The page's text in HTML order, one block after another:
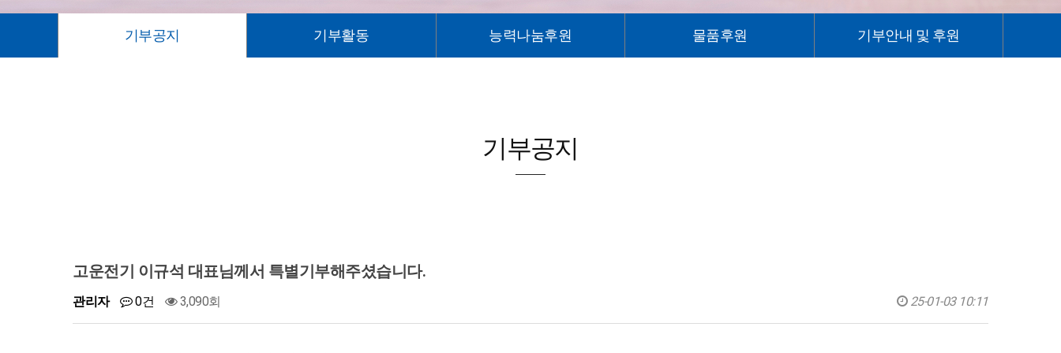
기부공지 기부활동 능력나눔후원 물품후원 기부안내 및 후원
기부공지
고운전기 이규석 대표님께서 특별기부해주셨습니다.
관리자 0건 3,090회 25-01-03 10:11